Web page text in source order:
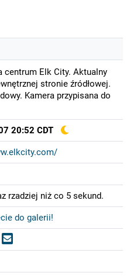
centrum Elk City. Aktualny
stronie źródłowej.
Kamera przypisana do
20:52 CDT
rzadziej niż co 5 sekund.
do galerii!